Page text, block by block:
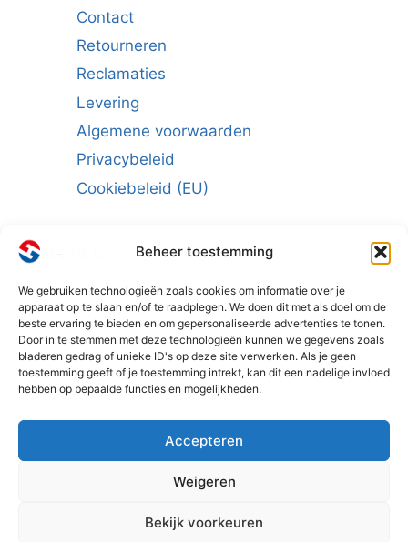
Beheer toestemming
We gebruiken technologieën zoals cookies om informatie over je
apparaat op te slaan en/of te raadplegen. We doen dit met als doel om de
beste ervaring te bieden en om gepersonaliseerde advertenties te tonen.
Door in te stemmen met deze technologieën kunnen we gegevens zoals
bladeren gedrag of unieke ID's op deze site verwerken. Als je geen
toestemming geeft of je toestemming intrekt, kan dit een nadelige invloed
hebben op bepaalde functies en mogelijkheden.
Accepteren
Weigeren
Bekijk voorkeuren
Contact
Retourneren
Reclamaties
Levering
Algemene voorwaarden
Privacybeleid
Cookiebeleid (EU)
Schrijf u in voor de nieuwsbrief:
E-mailadres*
© 2026 - SELHAN BENELUX